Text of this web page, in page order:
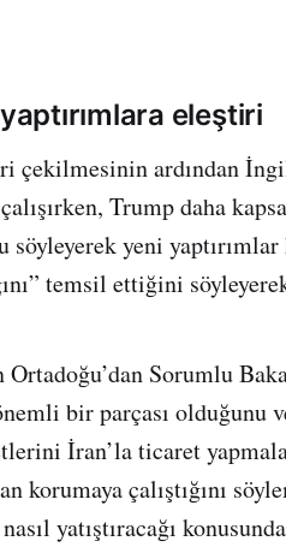
eleştiri
çekilmesinin ardından
Trump daha
yeni yaptırımlar
temsil ettiğini
Sorumlu
bir parçası
İran’la ticaret
korumaya çalıştığını
yatıştıracağı